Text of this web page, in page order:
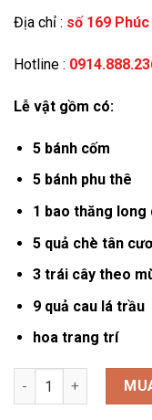
Địa chỉ : số 169
Hotline :
Lễ vật gồm có:
5 bánh cốm
5 bánh phu thê
1 bao thăng long
5 quả chè tân
3 trái cây theo
9 quả cau lá trầu
hoa trang trí
DN 8502 số lượng